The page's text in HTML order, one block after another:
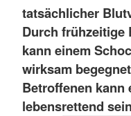
tatsächlicher
Durch frühzeitige
kann einem
wirksam
Betroffenen kann
lebensrettend